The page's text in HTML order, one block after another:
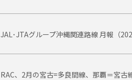
JAL･JTAグループ沖縄関連路線 月報（
RAC、2月の宮古=多良間線、那覇＝宮